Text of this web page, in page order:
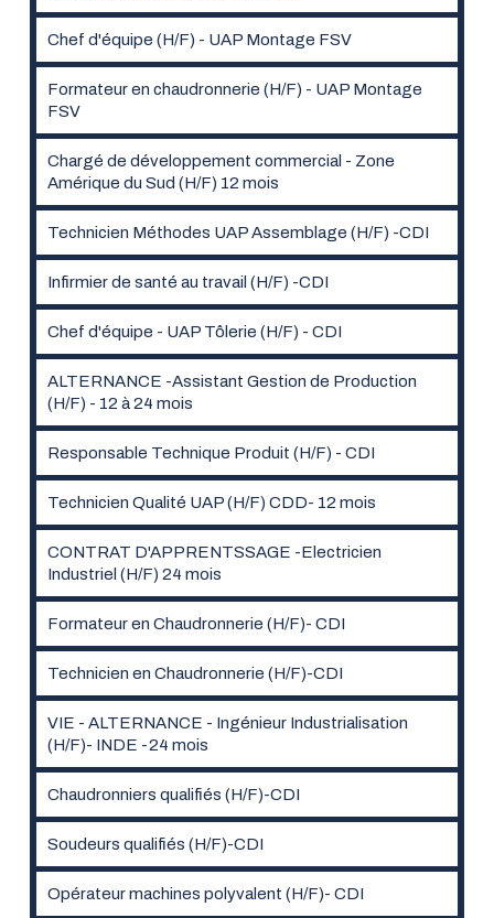
Chef d'équipe (H/F) - UAP Montage FSV
Formateur en chaudronnerie (H/F) - UAP Montage
FSV
Chargé de développement commercial - Zone
Amérique du Sud (H/F) 12 mois
Technicien Méthodes UAP Assemblage (H/F) -CDI
Infirmier de santé au travail (H/F) -CDI
Chef d'équipe - UAP Tôlerie (H/F) - CDI
ALTERNANCE -Assistant Gestion de Production
(H/F) - 12 à 24 mois
Responsable Technique Produit (H/F) - CDI
Technicien Qualité UAP (H/F) CDD- 12 mois
CONTRAT D'APPRENTSSAGE -Electricien
Industriel (H/F) 24 mois
Formateur en Chaudronnerie (H/F)- CDI
Technicien en Chaudronnerie (H/F)-CDI
VIE - ALTERNANCE - Ingénieur Industrialisation
(H/F)- INDE -24 mois
Chaudronniers qualifiés (H/F)-CDI
Soudeurs qualifiés (H/F)-CDI
Opérateur machines polyvalent (H/F)- CDI